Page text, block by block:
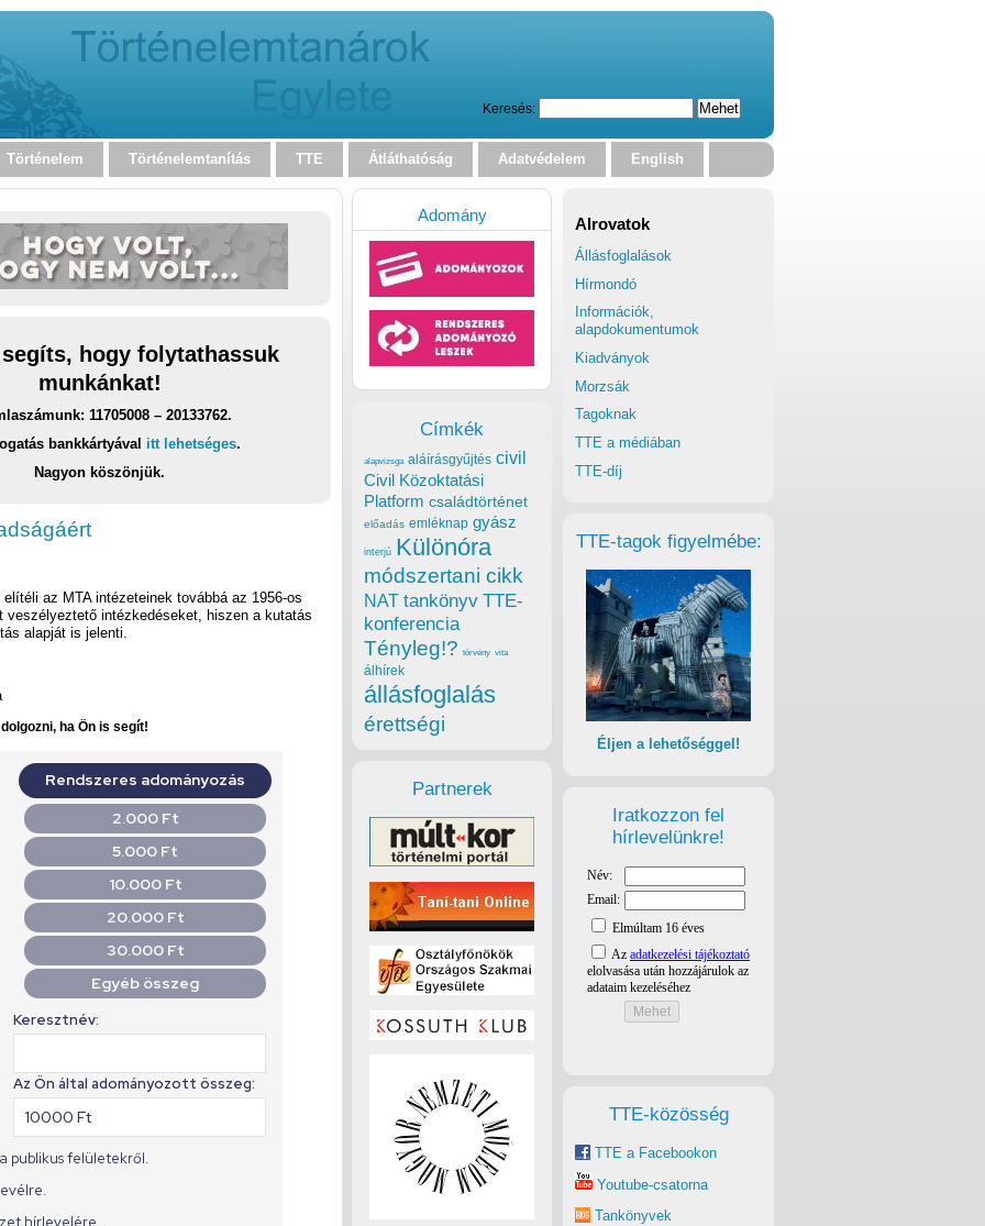
Keresés:
Történelem Történelemtanítás TTE Átláthatóság Adatvédelem English
hogy folytathassuk
munkánkat!
11705008 – 20133762.
bankkártyával itt lehetséges.
Nagyon köszönjük.
az MTA intézeteinek továbbá az 1956-os
veszélyeztető intézkedéseket, hiszen a kutatás
alapját is jelenti.
ha Ön is segít!
Alrovatok
Állásfoglalások
Hírmondó
Információk,
alapdokumentumok
Kiadványok
Morzsák
Tagoknak
TTE a médiában
TTE-díj
TTE-tagok figyelmébe:
Éljen a lehetőséggel!
Iratkozzon fel
hírlevelünkre!
TTE-közösség
TTE a Facebookon
Youtube-csatorna
Tankönyvek
Adomány
Címkék
alapvizsga aláírásgyűjtés civil
Civil Közoktatási
Platform családtörténet
előadás emléknap gyász
interjú Különóra
módszertani cikk
NAT tankönyv TTE-
konferencia
Tényleg!? törvény vita
álhírek
állásfoglalás
érettségi
Partnerek